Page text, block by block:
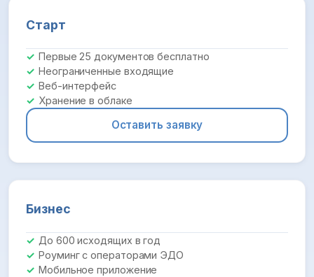
Старт
Первые 25 документов бесплатно
Неограниченные входящие
Веб-интерфейс
Хранение в облаке
Оставить заявку
Бизнес
До 600 исходящих в год
Роуминг с операторами ЭДО
Мобильное приложение